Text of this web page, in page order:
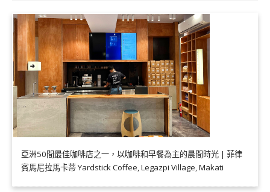
亞洲50間最佳咖啡店之一，以咖啡和早餐為主的晨間時光 | 菲律
賓馬尼拉馬卡蒂 Yardstick Coffee, Legazpi Village, Makati